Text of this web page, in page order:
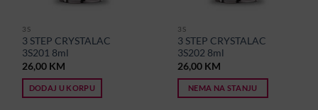
3S
3 STEP CRYSTALAC
3S201 8ml
26,00 KM
DODAJ U KORPU
3S
3 STEP CRYSTALAC
3S202 8ml
26,00 KM
NEMA NA STANJU